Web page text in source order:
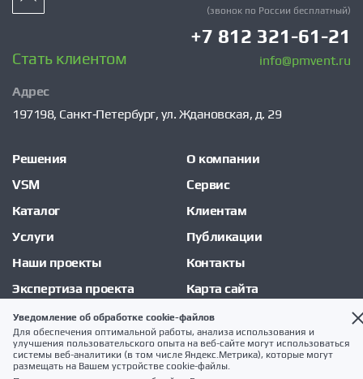
Уведомление об обработке cookie-файлов
Для обеспечения оптимальной работы, анализа использования и
улучшения пользовательского опыта на веб-сайте могут использоваться
системы веб-аналитики (в том числе Яндекс.Метрика), которые могут
размещать на Вашем устройстве cookie-файлы.
Решения
VSM
Каталог
Услуги
Наши проекты
Экспертиза проекта
О компании
Сервис
Клиентам
Публикации
Контакты
Карта сайта
Адрес
197198, Санкт‑Петербург, ул. Ждановская, д. 29
Стать клиентом
(звонок по России бесплатный)
+7 812 321-61-21
info@pmvent.ru
© PM Vent 2026
Использование материалов без согласия правообладателя запрещено